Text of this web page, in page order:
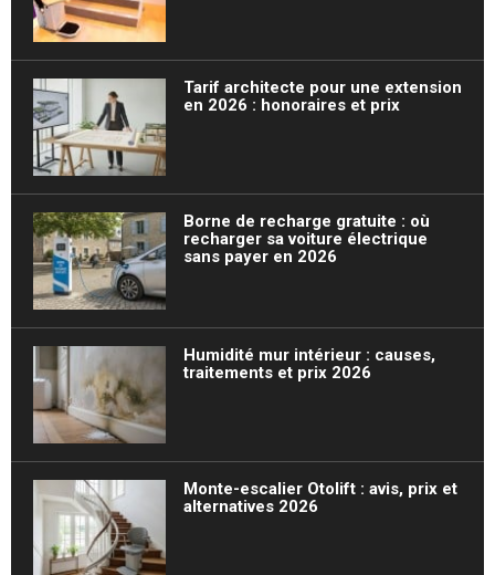
Tarif architecte pour une extension
en 2026 : honoraires et prix
Borne de recharge gratuite : où
recharger sa voiture électrique
sans payer en 2026
Humidité mur intérieur : causes,
traitements et prix 2026
Monte-escalier Otolift : avis, prix et
alternatives 2026